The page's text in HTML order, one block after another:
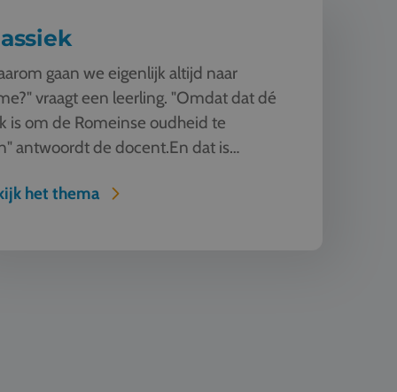
gaan we eigenlijk altijd naar
vraagt een leerling. "Omdat dat dé
is om de Romeinse oudheid te
antwoordt de docent.En dat is
het thema